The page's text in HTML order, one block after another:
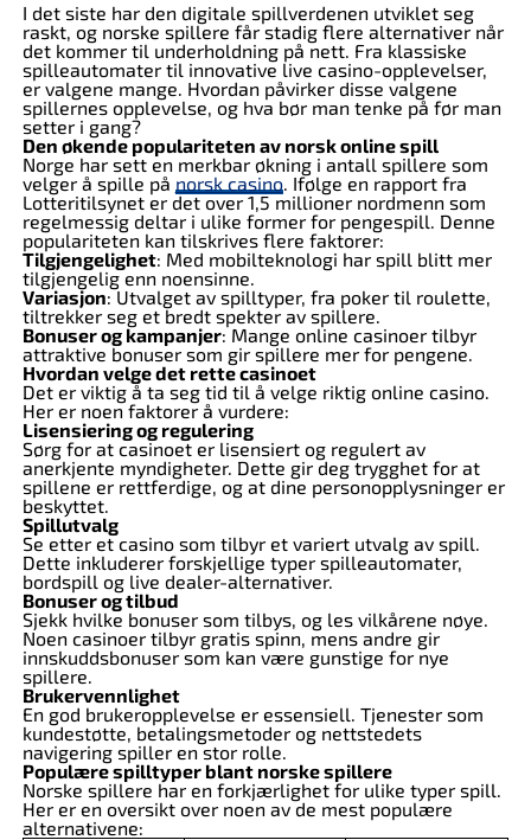
I det siste har den digitale spillverdenen utviklet seg
raskt, og norske spillere får stadig flere alternativer når
det kommer til underholdning på nett. Fra klassiske
spilleautomater til innovative live casino-opplevelser,
er valgene mange. Hvordan påvirker disse valgene
spillernes opplevelse, og hva bør man tenke på før man
setter i gang?
Den økende populariteten av norsk online spill
Norge har sett en merkbar økning i antall spillere som
velger å spille på norsk casino. Ifølge en rapport fra
Lotteritilsynet er det over 1,5 millioner nordmenn som
regelmessig deltar i ulike former for pengespill. Denne
populariteten kan tilskrives flere faktorer:
Tilgjengelighet: Med mobilteknologi har spill blitt mer
tilgjengelig enn noensinne.
Variasjon: Utvalget av spilltyper, fra poker til roulette,
tiltrekker seg et bredt spekter av spillere.
Bonuser og kampanjer: Mange online casinoer tilbyr
attraktive bonuser som gir spillere mer for pengene.
Hvordan velge det rette casinoet
Det er viktig å ta seg tid til å velge riktig online casino.
Her er noen faktorer å vurdere:
Lisensiering og regulering
Sørg for at casinoet er lisensiert og regulert av
anerkjente myndigheter. Dette gir deg trygghet for at
spillene er rettferdige, og at dine personopplysninger er
beskyttet.
Spillutvalg
Se etter et casino som tilbyr et variert utvalg av spill.
Dette inkluderer forskjellige typer spilleautomater,
bordspill og live dealer-alternativer.
Bonuser og tilbud
Sjekk hvilke bonuser som tilbys, og les vilkårene nøye.
Noen casinoer tilbyr gratis spinn, mens andre gir
innskuddsbonuser som kan være gunstige for nye
spillere.
Brukervennlighet
En god brukeropplevelse er essensiell. Tjenester som
kundestøtte, betalingsmetoder og nettstedets
navigering spiller en stor rolle.
Populære spilltyper blant norske spillere
Norske spillere har en forkjærlighet for ulike typer spill.
Her er en oversikt over noen av de mest populære
alternativene: